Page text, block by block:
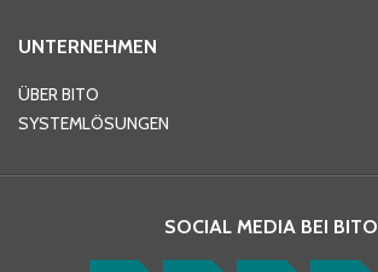
UNTERNEHMEN
ÜBER BITO
SYSTEMLÖSUNGEN
SOCIAL MEDIA BEI BITO